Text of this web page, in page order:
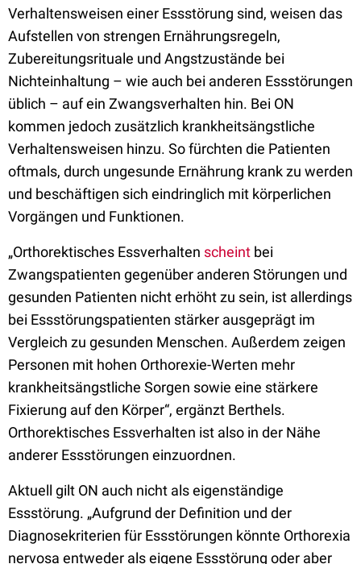
Verhaltensweisen einer Essstörung sind, weisen das
Aufstellen von strengen Ernährungsregeln,
Zubereitungsrituale und Angstzustände bei
Nichteinhaltung – wie auch bei anderen Essstörungen
üblich – auf ein Zwangsverhalten hin. Bei ON
kommen jedoch zusätzlich krankheitsängstliche
Verhaltensweisen hinzu. So fürchten die Patienten
oftmals, durch ungesunde Ernährung krank zu werden
und beschäftigen sich eindringlich mit körperlichen
Vorgängen und Funktionen.
„Orthorektisches Essverhalten scheint bei
Zwangspatienten gegenüber anderen Störungen und
gesunden Patienten nicht erhöht zu sein, ist allerdings
bei Essstörungspatienten stärker ausgeprägt im
Vergleich zu gesunden Menschen. Außerdem zeigen
Personen mit hohen Orthorexie-Werten mehr
krankheitsängstliche Sorgen sowie eine stärkere
Fixierung auf den Körper“, ergänzt Berthels.
Orthorektisches Essverhalten ist also in der Nähe
anderer Essstörungen einzuordnen.
Aktuell gilt ON auch nicht als eigenständige
Essstörung. „Aufgrund der Definition und der
Diagnosekriterien für Essstörungen könnte Orthorexia
nervosa entweder als eigene Essstörung oder aber